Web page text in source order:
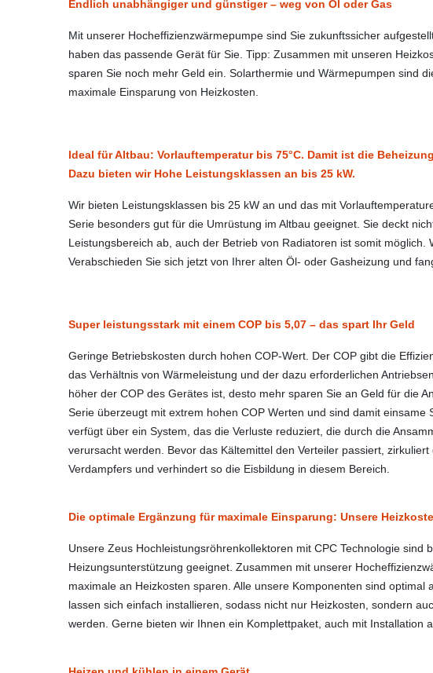
Endlich unabhängiger und günstiger – weg von Öl oder Gas
Mit unserer Hocheffizienzwärmepumpe sind Sie zukunftssicher
haben das passende Gerät für Sie. Tipp: Zusammen mit unseren
sparen Sie noch mehr Geld ein. Solarthermie und Wärmepumpen sind
maximale Einsparung von Heizkosten.
Ideal für Altbau: Vorlauftemperatur bis 75°C. Damit ist die
Dazu bieten wir Hohe Leistungsklassen an bis 25 kW.
Wir bieten Leistungsklassen bis 25 kW an und das mit
Serie besonders gut für die Umrüstung im Altbau geeignet. Sie deckt
Leistungsbereich ab, auch der Betrieb von Radiatoren ist somit möglich.
Verabschieden Sie sich jetzt von Ihrer alten Öl- oder Gasheizung und
Super leistungsstark mit einem COP bis 5,07 – das spart Ihr Geld
Geringe Betriebskosten durch hohen COP-Wert. Der COP gibt die
das Verhältnis von Wärmeleistung und der dazu erforderlichen
höher der COP des Gerätes ist, desto mehr sparen Sie an Geld für die
Serie überzeugt mit extrem hohen COP Werten und sind damit einsame
verfügt über ein System, das die Verluste reduziert, die durch die
verursacht werden. Bevor das Kältemittel den Verteiler passiert,
Verdampfers und verhindert so die Eisbildung in diesem Bereich.
Die optimale Ergänzung für maximale Einsparung: Unsere
Unsere Zeus Hochleistungsröhrenkollektoren mit CPC Technologie sind
Heizungsunterstützung geeignet. Zusammen mit unserer
maximale an Heizkosten sparen. Alle unsere Komponenten sind optimal
lassen sich einfach installieren, sodass nicht nur Heizkosten, sondern
werden. Gerne bieten wir Ihnen ein Komplettpaket, auch mit Installation